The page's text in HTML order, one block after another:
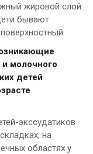
жировой слой.
бывают
и молочного
детей
экссудатиков
на
областях у